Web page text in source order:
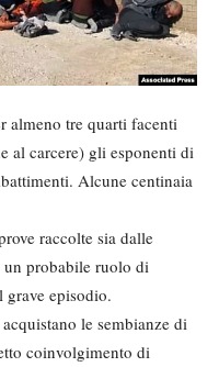
almeno tre quarti facenti
al carcere) gli esponenti di
Alcune centinaia
raccolte sia dalle
probabile ruolo di
grave episodio.
le sembianze di
coinvolgimento di